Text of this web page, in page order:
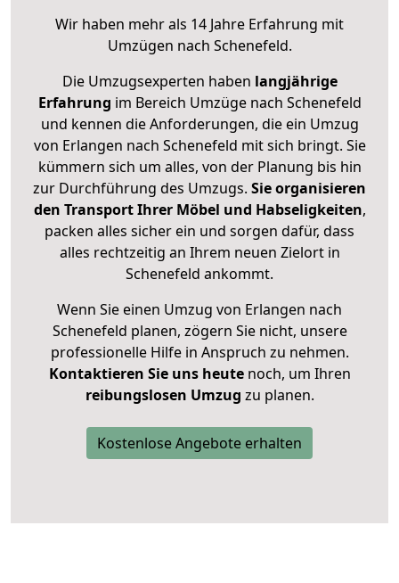
Wir haben mehr als 14 Jahre Erfahrung mit
Umzügen nach Schenefeld.
Die Umzugsexperten haben langjährige
Erfahrung im Bereich Umzüge nach Schenefeld
und kennen die Anforderungen, die ein Umzug
von Erlangen nach Schenefeld mit sich bringt. Sie
kümmern sich um alles, von der Planung bis hin
zur Durchführung des Umzugs. Sie organisieren
den Transport Ihrer Möbel und Habseligkeiten,
packen alles sicher ein und sorgen dafür, dass
alles rechtzeitig an Ihrem neuen Zielort in
Schenefeld ankommt.
Wenn Sie einen Umzug von Erlangen nach
Schenefeld planen, zögern Sie nicht, unsere
professionelle Hilfe in Anspruch zu nehmen.
Kontaktieren Sie uns heutenoch, um Ihren
reibungslosen Umzug zu planen.
Kostenlose Angebote erhalten